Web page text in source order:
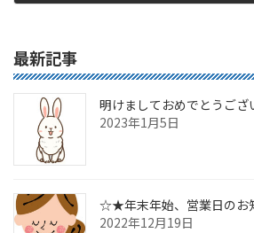
最新記事
明けましておめでとうござ
2023年1月5日
☆★年末年始、営業日の
2022年12月19日